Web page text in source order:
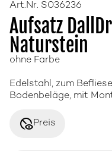
Art.Nr. S036236
Aufsatz
Naturstein
ohne Farbe
Edelstahl, zum
Bodenbeläge, mit
disabled_visiblePreis